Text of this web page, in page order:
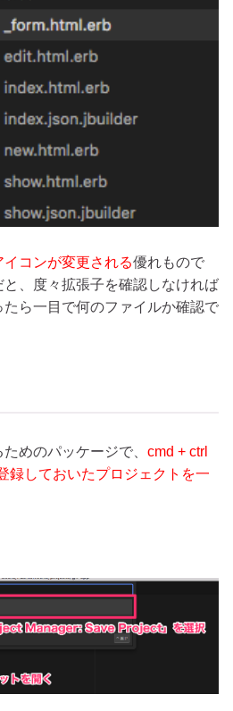
コンが変更される優れもので
、度々拡張子を確認しなければ
ら一目で何のファイルか確認で
めのパッケージで、 cmd + ctrl
録しておいたプロジェクトを一